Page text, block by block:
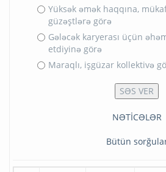
Yüksək əmək haqqına,
güzəştlərə görə
Gələcək karyerası üçün
etdiyinə görə
Maraqlı, işgüzar kollektivə
NƏTİCƏLƏR
Bütün